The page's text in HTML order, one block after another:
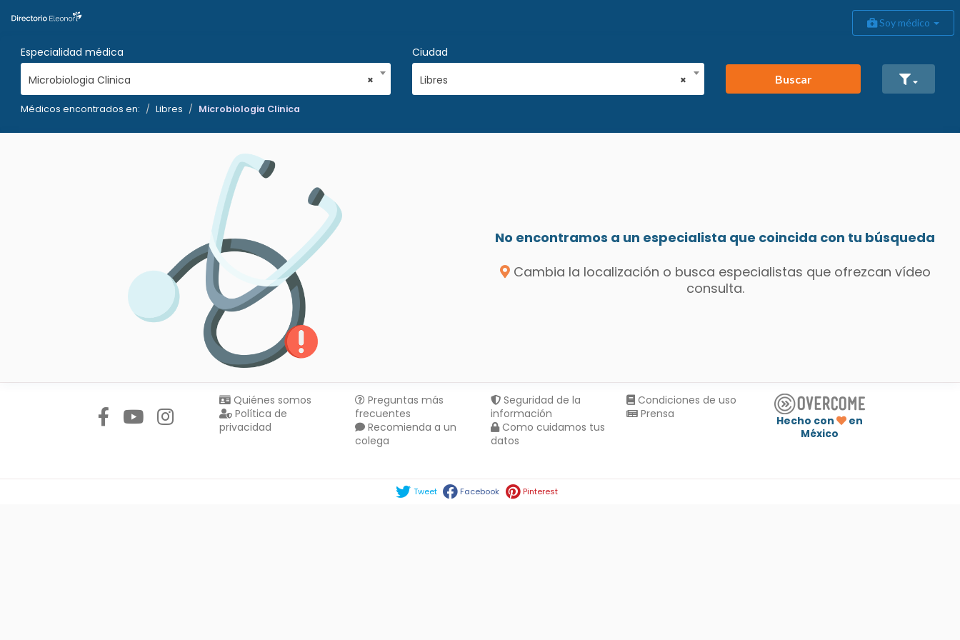
Soy médico
Especialidad médica
×
Microbiologia Clinica
Ciudad
×
Libres Buscar
Médicos encontrados en: Libres Microbiologia Clinica
No encontramos a un especialista que coincida con tu búsqueda
Cambia la localización o busca especialistas que ofrezcan vídeo
consulta.
Quiénes somos
Política de
privacidad
Preguntas más
frecuentes
Recomienda a un
colega
Seguridad de la
información
Como cuidamos tus
datos
Condiciones de uso
Prensa
Hecho con
en
México
Tweet Facebook Pinterest